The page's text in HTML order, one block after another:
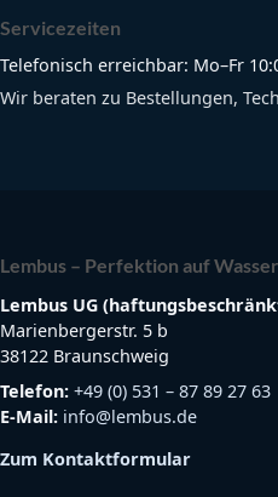
Servicezeiten
Telefonisch erreichbar: Mo–Fr
Wir beraten zu Bestellungen,
Lembus – Perfektion auf
Lembus UG
Marienbergerstr. 5 b
38122 Braunschweig
Telefon: +49 (0) 531 – 87 89 27 63
E-Mail: info@lembus.de
Zum Kontaktformular